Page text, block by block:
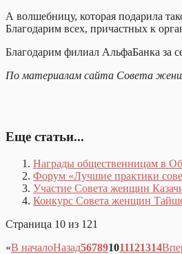
А волшебницу, которая подарила
Благодарим всех, причастных к
Благодарим филиал АльфаБанка за
По материалам сайта Совета
Еще статьи...
Награды общественницам в
Форум «Лучшие практики
Участие Совета женщин
Конкурс Совета женщин
Страница 10 из 121
«В началоНазад567891011121314